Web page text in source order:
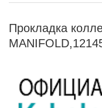
Прокладка